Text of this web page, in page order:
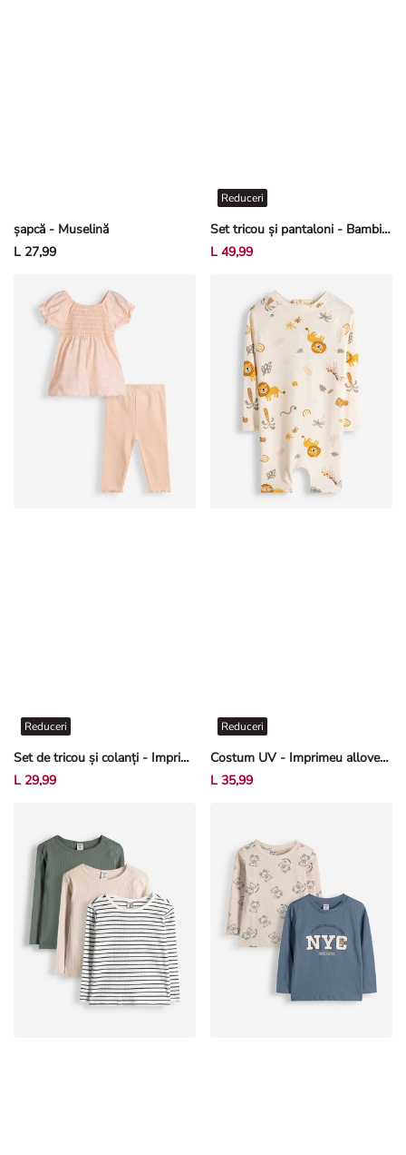
șapcă - Muselină
L 27,99
Set tricou și pantaloni - Bambi - Alb-crem deschis
Reduceri
L 49,99
Set de tricou și colanți - Imprimeu allover - Portocaliu
Reduceri
L 29,99
Costum UV - Imprimeu allover - Alb
Reduceri
L 35,99